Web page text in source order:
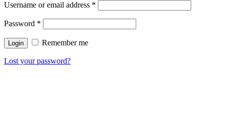
Username or email address *
Password *
Remember me
Lost your password?